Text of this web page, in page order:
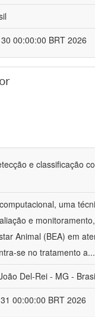
00:00:00 BRT 2026
e classificação
uma
e
Animal (BEA) em
se no tratamento a...
Del-Rei - MG -
00:00:00 BRT 2026